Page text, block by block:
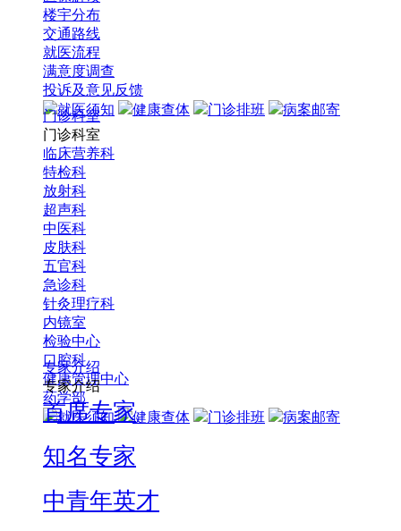
楼宇分布
交通路线
就医流程
满意度调查
投诉及意见反馈
就医须知
健康查体 门诊排班 病案邮寄
门诊科室
门诊科室
临床营养科
特检科
放射科
超声科
中医科
皮肤科
五官科
急诊科
针灸理疗科
内镜室
检验中心
口腔科
健康管理中心
药学部
就医须知
健康查体 门诊排班 病案邮寄
专家介绍
专家介绍
首席专家
知名专家
中青年英才